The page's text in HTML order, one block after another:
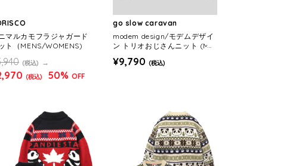
マルカモフラジャガード
ト（MENS/WOMENS)
(税込)
(税込) 50% OFF
go slow caravan
modem design/モデムデザイ
ン トリオおじさんニット (ME
¥9,790 (税込)